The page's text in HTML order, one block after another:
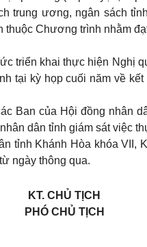
trung ương, ngân sách
Chương trình nhằm
triển khai thực hiện Nghị
tại kỳ họp cuối năm về
Ban của Hội đồng nhân
dân tỉnh giám sát việc
tỉnh Khánh Hòa khóa VII,
ngày thông qua.
KT. CHỦ TỊCH
PHÓ CHỦ TỊCH